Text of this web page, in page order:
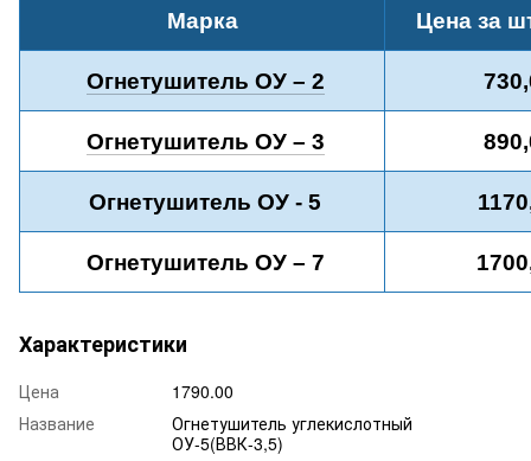
Марка Цена за
Огнетушитель ОУ – 2
Огнетушитель ОУ – 3
Огнетушитель ОУ - 5
Огнетушитель ОУ – 7
Характеристики
Цена
1790.00
Название
Огнетушитель углекислотный
ОУ-5(ВВК-3,5)